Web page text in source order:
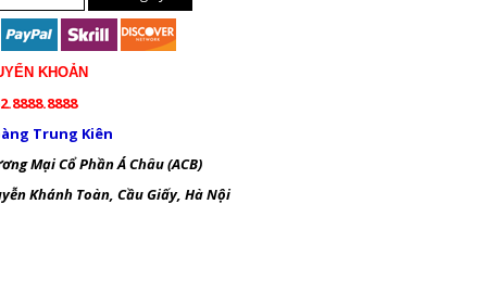
KHOẢN
Trung Kiên
Mại Cổ Phần Á Châu (ACB)
Khánh Toàn, Cầu Giấy, Hà Nội